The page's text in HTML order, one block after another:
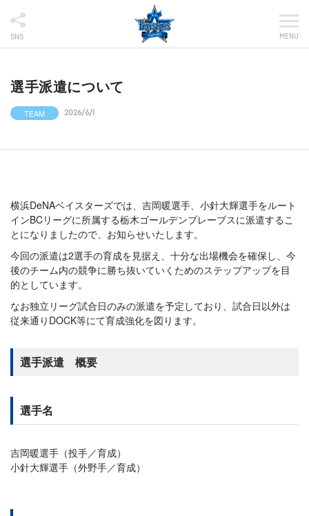
SNS MENU
選手派遣について
TEAM 2026/6/1
横浜DeNAベイスターズでは、吉岡暖選手、小針大輝選手をルート
インBCリーグに所属する栃木ゴールデンブレーブスに派遣するこ
とになりましたので、お知らせいたします。
今回の派遣は2選手の育成を見据え、十分な出場機会を確保し、今
後のチーム内の競争に勝ち抜いていくためのステップアップを目
的としています。
なお独立リーグ試合日のみの派遣を予定しており、試合日以外は
従来通りDOCK等にて育成強化を図ります。
選手派遣 概要
選手名
吉岡暖選手（投手／育成）
小針大輝選手（外野手／育成）